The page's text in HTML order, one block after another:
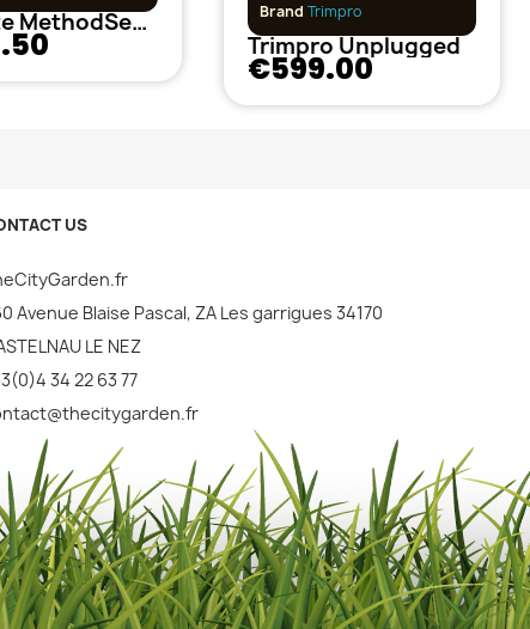
Lunette MethodSeven LED
Brand Trimpro
Trimpro Unplugged
€599.00
US
Avenue Blaise Pascal, ZA Les garrigues 34170
LE NEZ
34 22 63 77